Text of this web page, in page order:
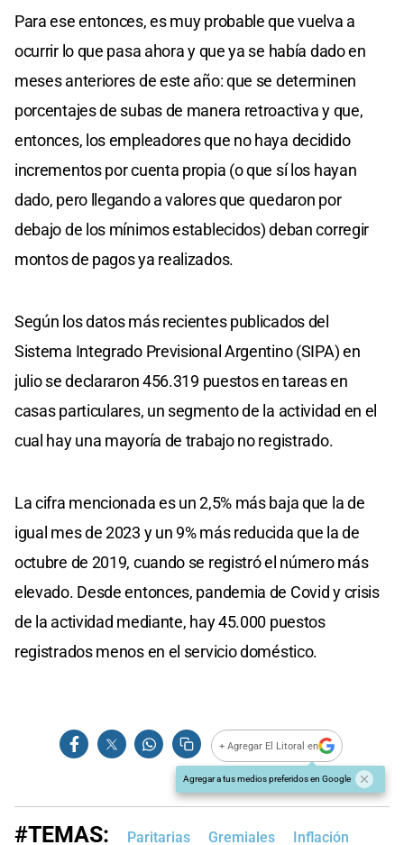
Para ese entonces, es muy probable que vuelva a
ocurrir lo que pasa ahora y que ya se había dado en
meses anteriores de este año: que se determinen
porcentajes de subas de manera retroactiva y que,
entonces, los empleadores que no haya decidido
incrementos por cuenta propia (o que sí los hayan
dado, pero llegando a valores que quedaron por
debajo de los mínimos establecidos) deban corregir
montos de pagos ya realizados.
Según los datos más recientes publicados del
Sistema Integrado Previsional Argentino (SIPA) en
julio se declararon 456.319 puestos en tareas en
casas particulares, un segmento de la actividad en el
cual hay una mayoría de trabajo no registrado.
La cifra mencionada es un 2,5% más baja que la de
igual mes de 2023 y un 9% más reducida que la de
octubre de 2019, cuando se registró el número más
elevado. Desde entonces, pandemia de Covid y crisis
de la actividad mediante, hay 45.000 puestos
registrados menos en el servicio doméstico.
+ Agregar El Litoral en
Agregar a tus medios preferidos en Google
#TEMAS: Paritarias Gremiales Inflación